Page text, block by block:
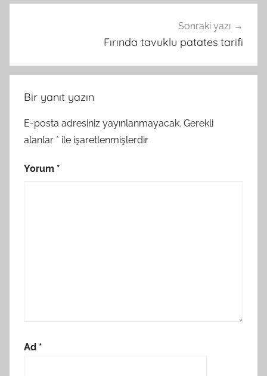
Sonraki yazı
Fırında tavuklu patates tarifi
Bir yanıt yazın
E-posta adresiniz yayınlanmayacak. Gerekli
alanlar * ile işaretlenmişlerdir
Yorum *
Ad *